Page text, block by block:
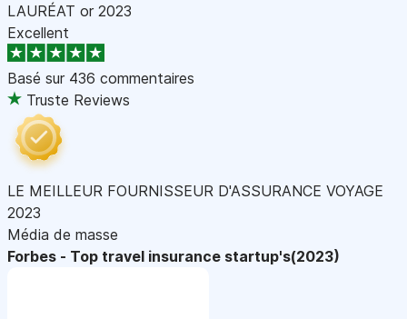
LAURÉAT or 2023
Excellent
Basé sur 436 commentaires
Truste Reviews
LE MEILLEUR FOURNISSEUR D'ASSURANCE VOYAGE
2023
Média de masse
Forbes - Top travel insurance startup's(2023)